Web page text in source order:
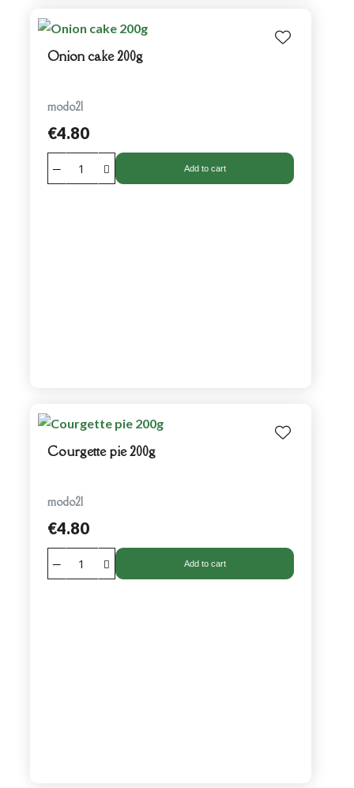
Onion cake 200g
modo21
€4.80
Add to cart
Courgette pie 200g
modo21
€4.80
Add to cart